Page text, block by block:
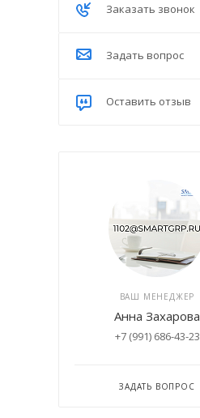
Заказать звонок
Задать вопрос
Оставить отзыв
ВАШ МЕНЕДЖЕР
Анна Захарова
+7 (991) 686-43-23
ЗАДАТЬ ВОПРОС